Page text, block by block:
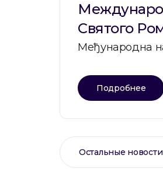
Святого
Међународна
Подробнее
Остальные новости